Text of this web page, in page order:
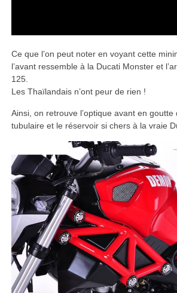
Ce que l’on peut noter en voyant cette
l’avant ressemble à la Ducati Monster et
125.
Les Thaïlandais n’ont peur de rien !
Ainsi, on retrouve l’optique avant en goutte
tubulaire et le réservoir si chers à la vraie